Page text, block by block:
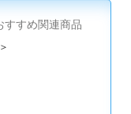
すすめ関連商品